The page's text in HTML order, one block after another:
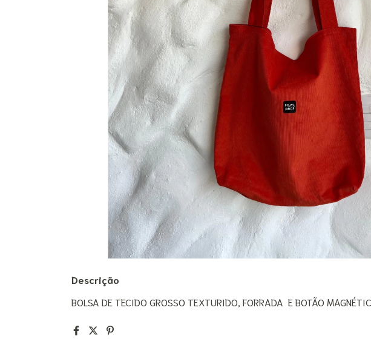
Descrição
BOLSA DE TECIDO GROSSO TEXTURIDO, FORRADA E BOTÃO